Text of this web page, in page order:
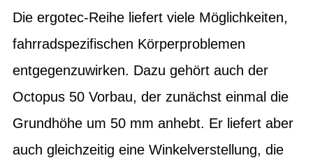
Die ergotec-Reihe liefert viele Möglichkeiten,
fahrradspezifischen Körperproblemen
entgegenzuwirken. Dazu gehört auch der
Octopus 50 Vorbau, der zunächst einmal die
Grundhöhe um 50 mm anhebt. Er liefert aber
auch gleichzeitig eine Winkelverstellung, die